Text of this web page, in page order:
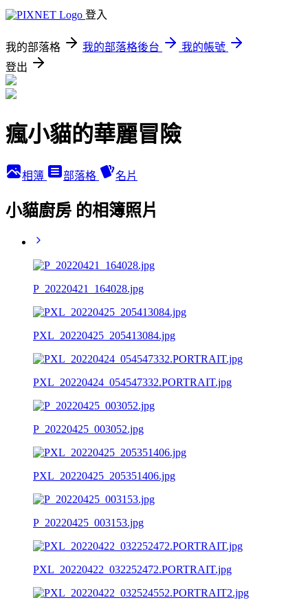
登入
我的部落格 我的部落格後台
我的帳號
登出
瘋小貓的華麗冒險
相簿 部落格 名片
小貓廚房 的相簿照片
P_20220421_164028.jpg
PXL_20220425_205413084.jpg
PXL_20220424_054547332.PORTRAIT.jpg
P_20220425_003052.jpg
PXL_20220425_205351406.jpg
P_20220425_003153.jpg
PXL_20220422_032252472.PORTRAIT.jpg